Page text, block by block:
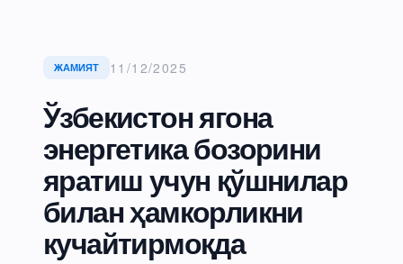
ЖАМИЯТ 11/12/2025
Ўзбекистон ягона
энергетика бозорини
яратиш учун қўшнилар
билан ҳамкорликни
кучайтирмоқда